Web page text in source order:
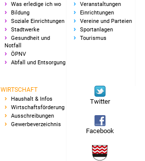
Einrichtungen
Hallenbad
Zehntscheuer
Bürgerhaus
Was erledige ich wo
Bildung
Soziale Einrichtungen
Stadtwerke
Gesundheit und
Notfall
ÖPNV
Abfall und Entsorgung
Veranstaltungen
Einrichtungen
Vereine und Parteien
Sportanlagen
Tourismus
WIRTSCHAFT
Haushalt & Infos
Wirtschaftsförderung
Ausschreibungen
Gewerbeverzeichnis
Twitter
Facebook